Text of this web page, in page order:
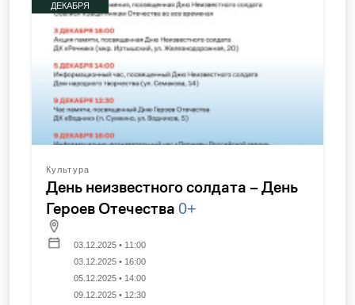
ДЕКАБРЯ
Культура
День неизвестного солдата – День
Героев Отечества 0+
03.12.2025 • 11:00
03.12.2025 • 16:00
05.12.2025 • 14:00
09.12.2025 • 12:30